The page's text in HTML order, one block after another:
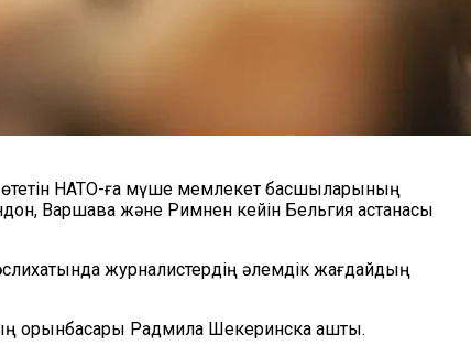
НАТО-ға мүше мемлекет басшыларының
Варшава және Римнен кейін Бельгия астанасы
журналистердің әлемдік жағдайдың
орынбасары Радмила Шекеринска ашты.